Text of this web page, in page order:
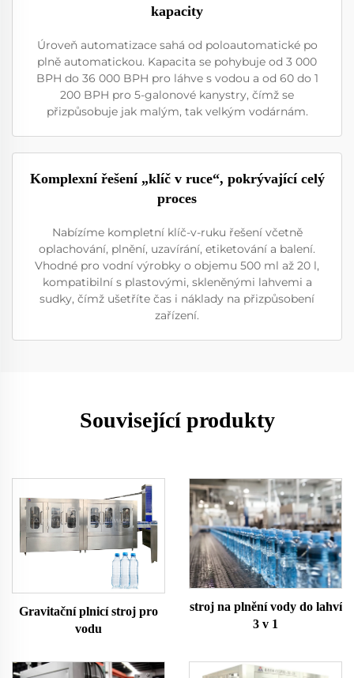
kapacity
Úroveň automatizace sahá od poloautomatické po
plně automatickou. Kapacita se pohybuje od 3 000
BPH do 36 000 BPH pro láhve s vodou a od 60 do 1
200 BPH pro 5-galonové kanystry, čímž se
přizpůsobuje jak malým, tak velkým vodárnám.
Komplexní řešení „klíč v ruce“, pokrývající celý
proces
Nabízíme kompletní klíč-v-ruku řešení včetně
oplachování, plnění, uzavírání, etiketování a balení.
Vhodné pro vodní výrobky o objemu 500 ml až 20 l,
kompatibilní s plastovými, skleněnými lahvemi a
sudky, čímž ušetříte čas i náklady na přizpůsobení
zařízení.
Související produkty
Gravitační plnicí stroj pro
vodu
stroj na plnění vody do lahví
3 v 1